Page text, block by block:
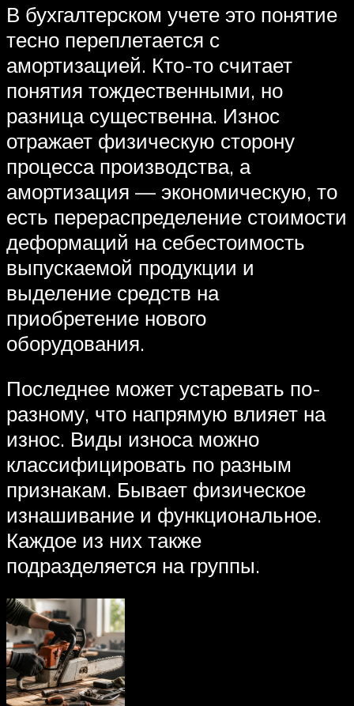
В бухгалтерском учете это понятие
тесно переплетается с
амортизацией. Кто-то считает
понятия тождественными, но
разница существенна. Износ
отражает физическую сторону
процесса производства, а
амортизация — экономическую, то
есть перераспределение стоимости
деформаций на себестоимость
выпускаемой продукции и
выделение средств на
приобретение нового
оборудования.
Последнее может устаревать по-
разному, что напрямую влияет на
износ. Виды износа можно
классифицировать по разным
признакам. Бывает физическое
изнашивание и функциональное.
Каждое из них также
подразделяется на группы.